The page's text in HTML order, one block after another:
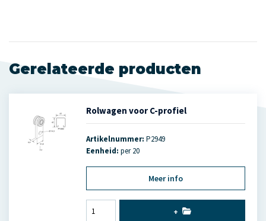
Gerelateerde producten
Rolwagen voor C-profiel
Artikelnummer: P2949
Eenheid: per 20
Meer info
+